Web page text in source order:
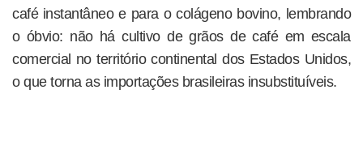
café instantâneo e para o colágeno bovino, lembrando
o óbvio: não há cultivo de grãos de café em escala
comercial no território continental dos Estados Unidos,
o que torna as importações brasileiras insubstituíveis.